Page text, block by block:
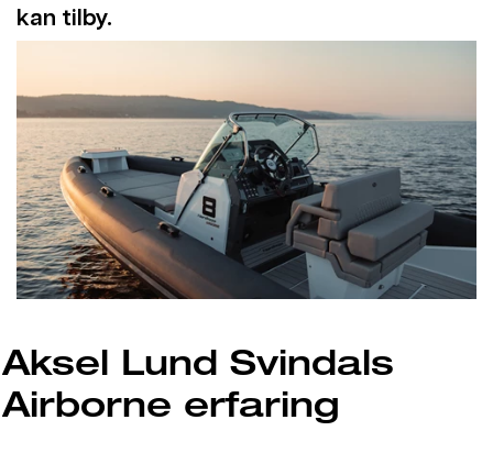
kan tilby.
Aksel Lund Svindals
Airborne erfaring